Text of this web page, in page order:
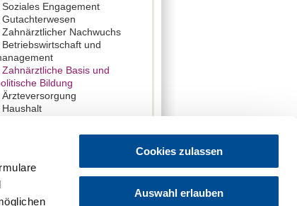
Cookies zulassen
Auswahl erlauben
Engagement
Zahnärztlicher Nachwuchs
und
Basis und
Bildung
Themen
Bildung